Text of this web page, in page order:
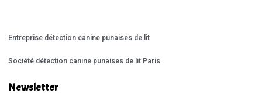
Entreprise détection canine punaises de lit
Société détection canine punaises de lit Paris
Newsletter